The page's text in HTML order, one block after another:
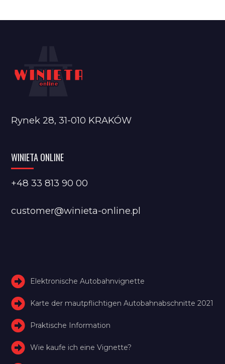
Rynek 28, 31-010 KRAKÓW
WINIETA ONLINE
+48 33 813 90 00
customer@winieta-online.pl
Elektronische Autobahnvignette
Karte der mautpflichtigen Autobahnabschnitte 2021
Praktische Information
Wie kaufe ich eine Vignette?